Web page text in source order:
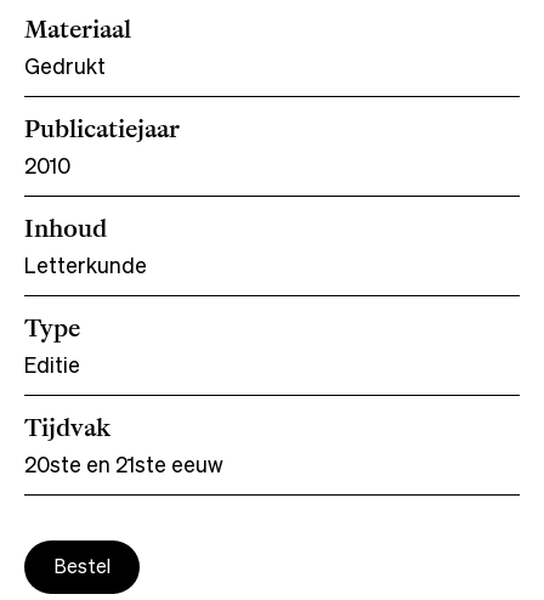
Materiaal
Gedrukt
Publicatiejaar
2010
Inhoud
Letterkunde
Type
Editie
Tijdvak
20ste en 21ste eeuw
Bestel